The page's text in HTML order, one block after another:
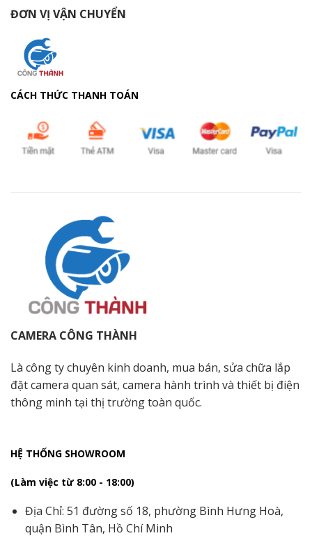
ĐƠN VỊ VẬN CHUYỂN
CÁCH THỨC THANH TOÁN
CAMERA CÔNG THÀNH
Là công ty chuyên kinh doanh, mua bán, sửa chữa lắp
đặt camera quan sát, camera hành trình và thiết bị điện
thông minh tại thị trường toàn quốc.
HỆ THỐNG SHOWROOM
(Làm việc từ 8:00 - 18:00)
Địa Chỉ: 51 đường số 18, phường Bình Hưng Hoà,
quận Bình Tân, Hồ Chí Minh